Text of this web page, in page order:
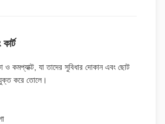
ও কমপ্যাক্ট, যা তাদের সুবিধার দোকান এবং ছোট
করে তোলে।